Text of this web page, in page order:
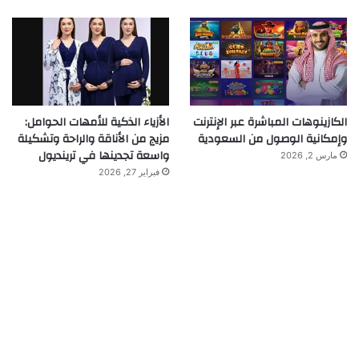
الكازينوهات المباشرة عبر الإنترنت
وإمكانية الوصول من السعودية
مارس 2, 2026
الأزياء الذكية للأمهات الحوامل:
مزيج من الأناقة والراحة وتشكيلة
واسعة تجدينها في ترينديول
فبراير 27, 2026